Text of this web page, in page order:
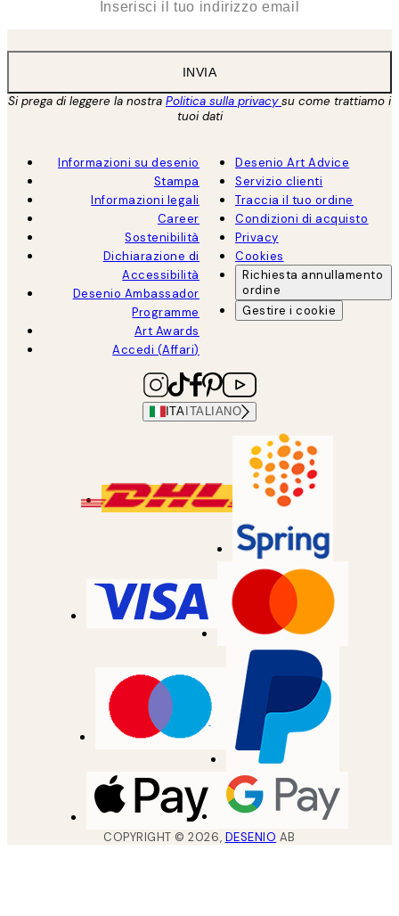
INVIA
Si prega di leggere la nostra Politica sulla privacysu come trattiamo i
tuoi dati
Informazioni su desenio
Stampa
Informazioni legali
Career
Sostenibilità
Dichiarazione di
Accessibilità
Desenio Ambassador
Programme
Art Awards
Accedi (Affari)
Desenio Art Advice
Servizio clienti
Traccia il tuo ordine
Condizioni di acquisto
Privacy
Cookies
Richiesta annullamento
ordine
Gestire i cookie
ITA ITALIANO
COPYRIGHT ©2026, DESENIO AB